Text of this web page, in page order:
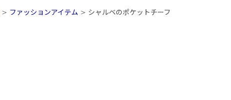
> ファッションアイテム > シャルベのポケットチーフ